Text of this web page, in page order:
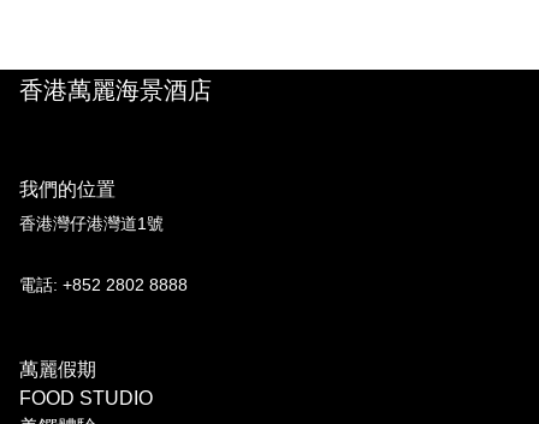
香港萬麗海景酒店
我們的位置
香港灣仔港灣道1號
電話: +852 2802 8888
萬麗假期
FOOD STUDIO